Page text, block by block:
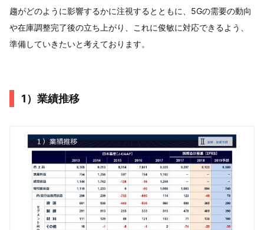
趨がどのように影響するかに注視するとともに、5Gの需要の動向
や在庫調整完了後の立ち上がり、これに俊敏に対応できるよう、
準備していきたいと考えております。
1）業績推移